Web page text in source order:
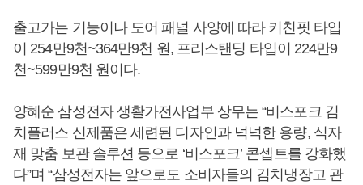
출고가는 기능이나 도어 패널 사양에 따라 키친핏 타입
이 254만9천~364만9천 원, 프리스탠딩 타입이 224만9
천~599만9천 원이다.
양혜순 삼성전자 생활가전사업부 상무는 “비스포크 김
치플러스 신제품은 세련된 디자인과 넉넉한 용량, 식자
재 맞춤 보관 솔루션 등으로 ‘비스포크’ 콘셉트를 강화했
다”며 “삼성전자는 앞으로도 소비자들의 김치냉장고 관